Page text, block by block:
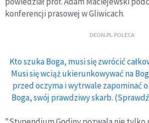
konferencji prasowej w Gliwicach.
DEON.PL POLECA
Kto szuka Boga, musi się zwrócić
Musi się wciąż ukierunkowywać na
przed oczyma i wytrwale zapominać
Boga, swój prawdziwy skarb.